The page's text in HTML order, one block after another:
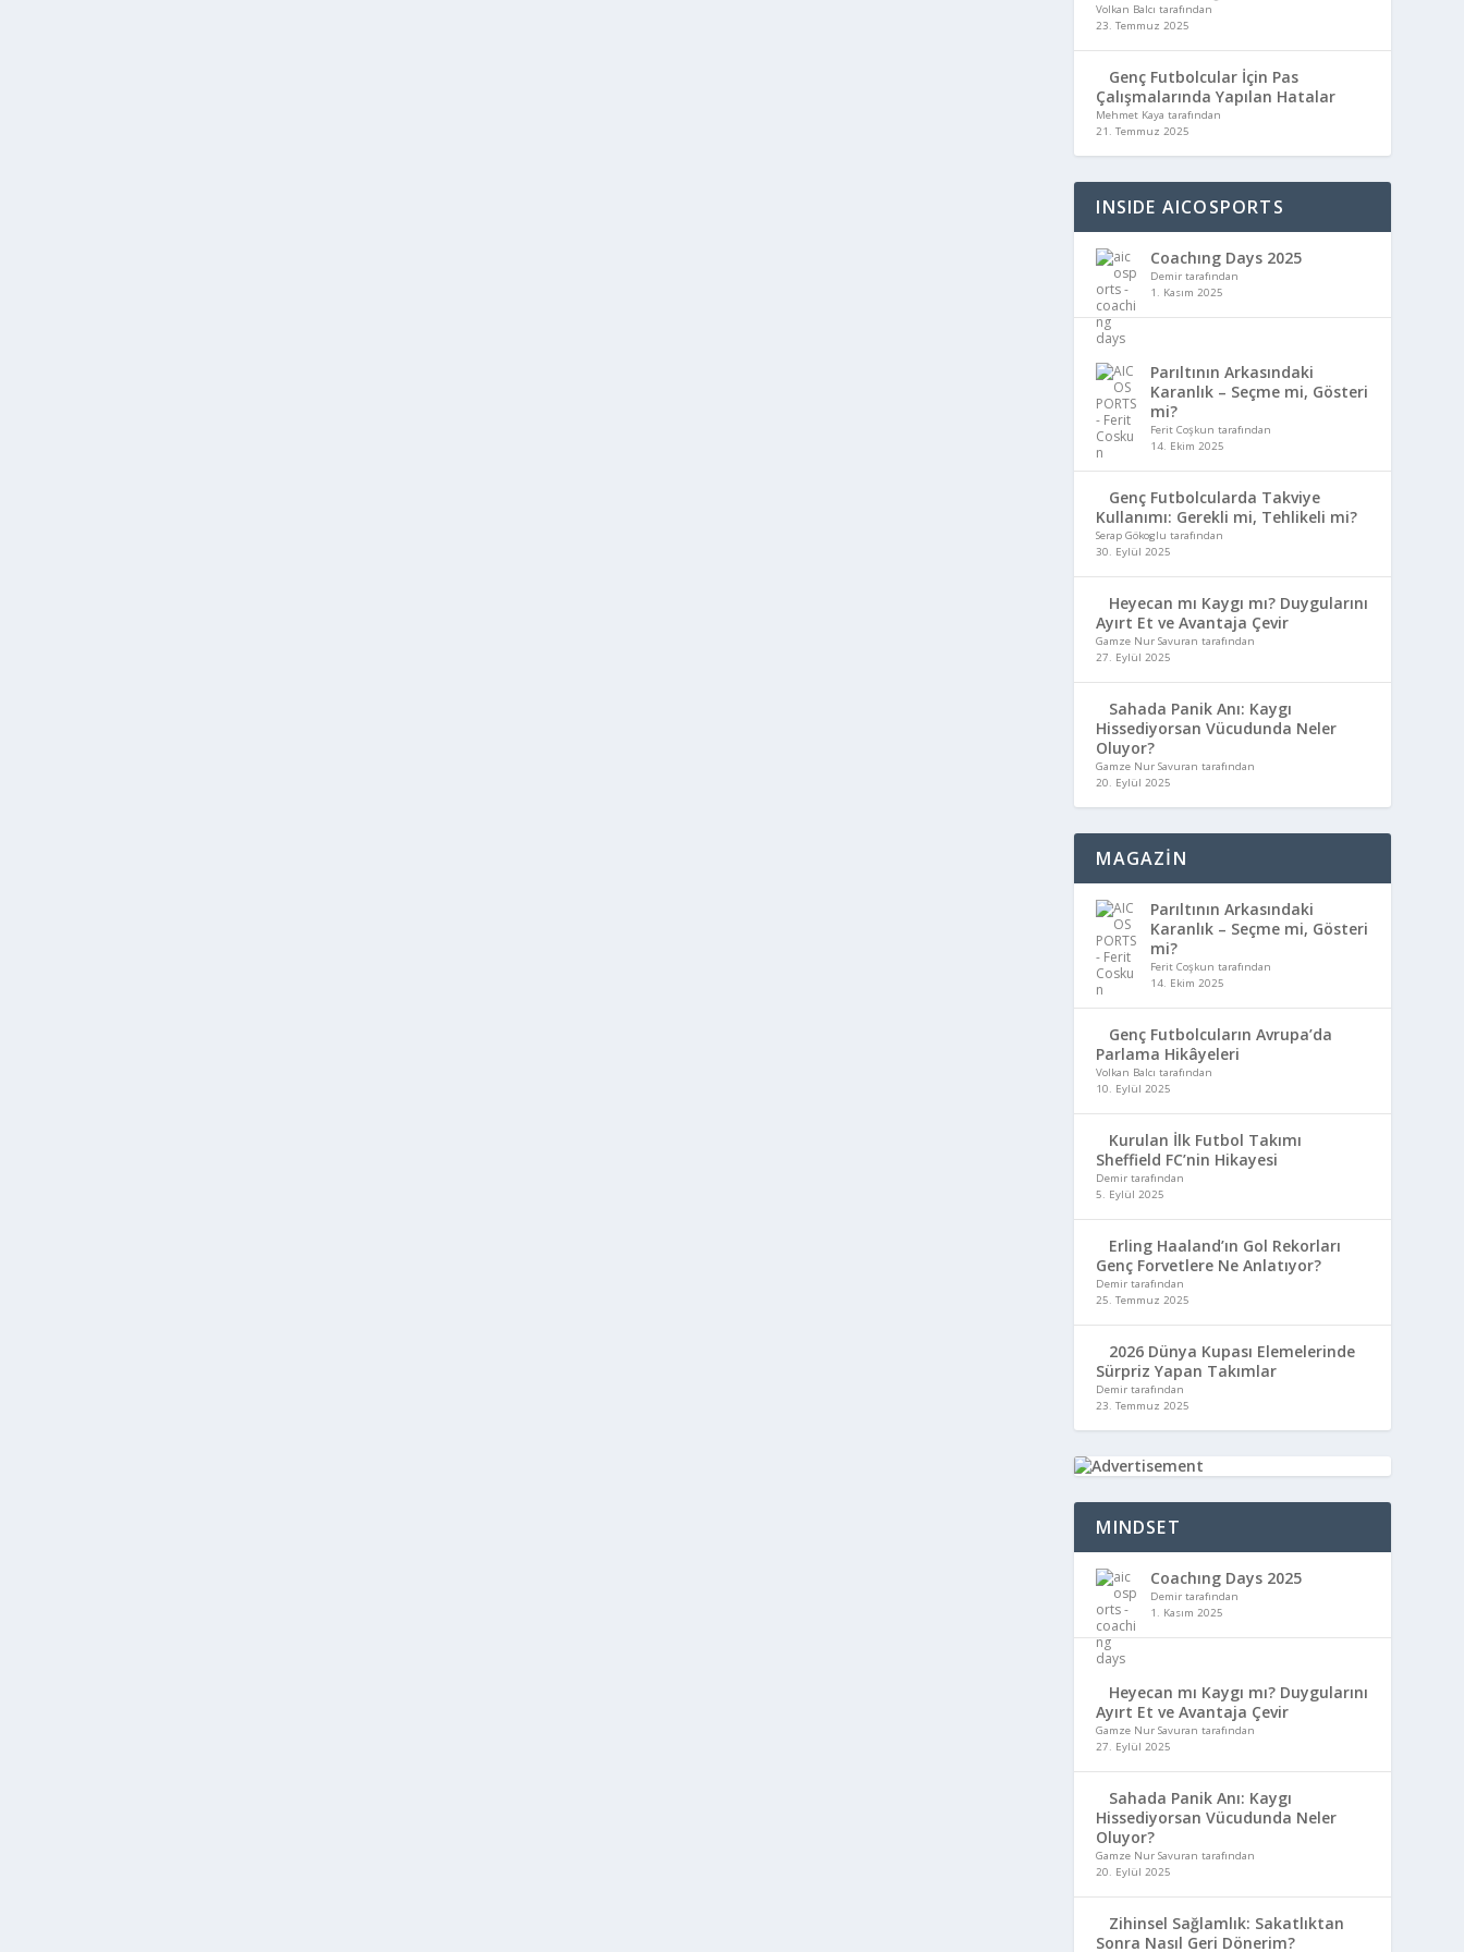
Volkan Balcı tarafından
23. Temmuz 2025
Genç Futbolcular İçin Pas
Çalışmalarında Yapılan Hatalar
Mehmet Kaya tarafından
21. Temmuz 2025
INSIDE AICOSPORTS
Coachıng Days 2025
Demir tarafından
1. Kasım 2025
Parıltının Arkasındaki
Karanlık – Seçme mi, Gösteri
mi?
Ferit Coşkun tarafından
14. Ekim 2025
Genç Futbolcularda Takviye
Kullanımı: Gerekli mi, Tehlikeli mi?
Serap Gökoglu tarafından
30. Eylül 2025
Heyecan mı Kaygı mı? Duygularını
Ayırt Et ve Avantaja Çevir
Gamze Nur Savuran tarafından
27. Eylül 2025
Sahada Panik Anı: Kaygı
Hissediyorsan Vücudunda Neler
Oluyor?
Gamze Nur Savuran tarafından
20. Eylül 2025
MAGAZİN
Parıltının Arkasındaki
Karanlık – Seçme mi, Gösteri
mi?
Ferit Coşkun tarafından
14. Ekim 2025
Genç Futbolcuların Avrupa’da
Parlama Hikâyeleri
Volkan Balcı tarafından
10. Eylül 2025
Kurulan İlk Futbol Takımı
Sheffield FC’nin Hikayesi
Demir tarafından
5. Eylül 2025
Erling Haaland’ın Gol Rekorları
Genç Forvetlere Ne Anlatıyor?
Demir tarafından
25. Temmuz 2025
2026 Dünya Kupası Elemelerinde
Sürpriz Yapan Takımlar
Demir tarafından
23. Temmuz 2025
MINDSET
Coachıng Days 2025
Demir tarafından
1. Kasım 2025
Heyecan mı Kaygı mı? Duygularını
Ayırt Et ve Avantaja Çevir
Gamze Nur Savuran tarafından
27. Eylül 2025
Sahada Panik Anı: Kaygı
Hissediyorsan Vücudunda Neler
Oluyor?
Gamze Nur Savuran tarafından
20. Eylül 2025
Zihinsel Sağlamlık: Sakatlıktan
Sonra Nasıl Geri Dönerim?